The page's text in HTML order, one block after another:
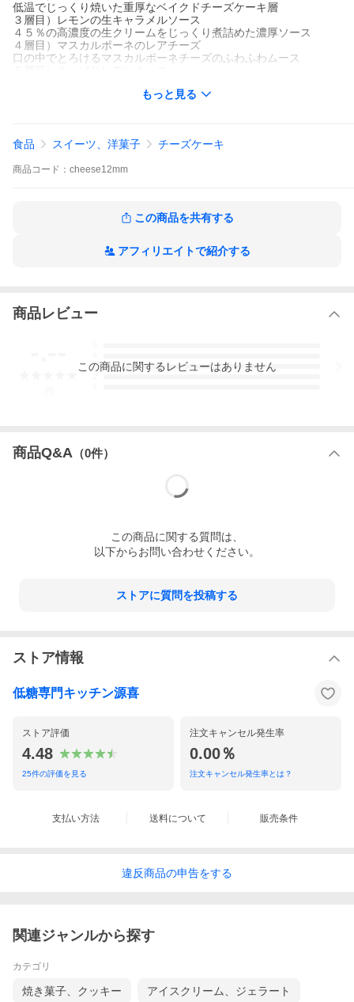
低温でじっくり焼いた重厚なベイクドチーズケーキ層
３層目）レモンの生キャラメルソース
４５％の高濃度の生クリームをじっくり煮詰めた濃厚ソース
４層目）マスカルポーネのレアチーズ
口の中でとろけるマスカルポーネチーズのふわふわムース
処
栄養成分表示
（糖質70.3g（うちエリスリトール55.2g）,食物繊維2.8g,糖類0
お召し上がり量の目安 ６等分の糖質2.5g
冷蔵庫で半日ほどゆっくりと解凍してお召し上がりください。
もっと見る
食品 スイーツ、洋菓子 チーズケーキ
商品 コード： cheese12mm
この商品を共有する
アフィリエイトで紹介する
商品レビュー
3
この商品に関するレビューはありません
商品Q&A （0件）
この商品に関する質問は、
以下からお問い合わせください。
ストアに質問を投稿する
ストア情報
低糖専門キッチン源喜
ストア評価
4.48
25件の評価を見る
注文キャンセル発生率
0.00％
注文キャンセル発生率とは？
支払い方法 送料について 販売条件
違反商品の申告をする
関連ジャンルから探す
カテゴリ
焼き菓子、クッキー アイスクリーム、ジェラート